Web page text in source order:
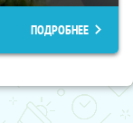
ПОДРОБНЕЕ